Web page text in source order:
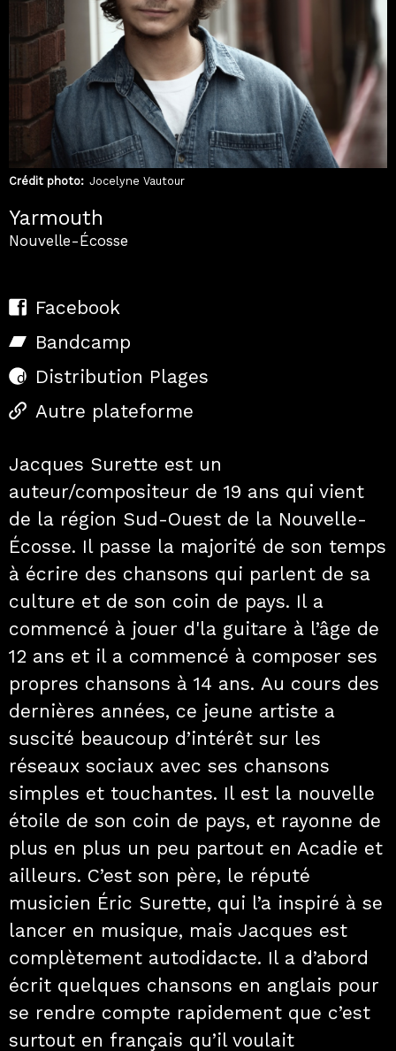
Crédit photo Jocelyne Vautour
Yarmouth
Nouvelle-Écosse
Facebook
Bandcamp
Distribution Plages
Autre plateforme
Jacques Surette est un
auteur/compositeur de 19 ans qui vient
de la région Sud­-Ouest de la Nouvelle­-
Écosse. Il passe la majorité de son temps
à écrire des chansons qui parlent de sa
culture et de son coin de pays. Il a
commencé à jouer d'la guitare à l’âge de
12 ans et il a commencé à composer ses
propres chansons à 14 ans. Au cours des
dernières années, ce jeune artiste a
suscité beaucoup d’intérêt sur les
réseaux sociaux avec ses chansons
simples et touchantes. Il est la nouvelle
étoile de son coin de pays, et rayonne de
plus en plus un peu partout en Acadie et
ailleurs. C’est son père, le réputé
musicien Éric Surette, qui l’a inspiré à se
lancer en musique, mais Jacques est
complètement autodidacte. Il a d’abord
écrit quelques chansons en anglais pour
se rendre compte rapidement que c’est
surtout en français qu’il voulait